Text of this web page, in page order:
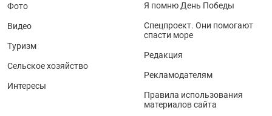
Фото
Видео
Туризм
Сельское хозяйство
Интересы
Я помню День Победы
Спецпроект. Они помогают
спасти море
Редакция
Рекламодателям
Правила использования
материалов сайта